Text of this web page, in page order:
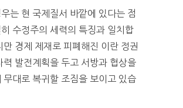
는 현 국제질서 바깥에 있다는 점
수정주의 세력의 특징과 일치합
만 경제 제재로 피폐해진 이란 정권
력 발전계획을 두고 서방과 협상을
무대로 복귀할 조짐을 보이고 있습